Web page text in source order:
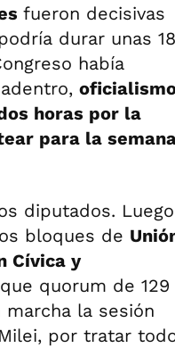
fueron decisivas
durar unas 18
había
horas por la
para la
diputados. Luego
bloques de
Cívica y
quorum de 129
la sesión
por tratar